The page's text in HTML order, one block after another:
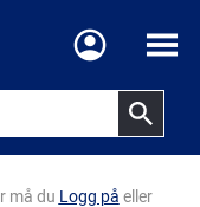
Meny
må du Logg på eller